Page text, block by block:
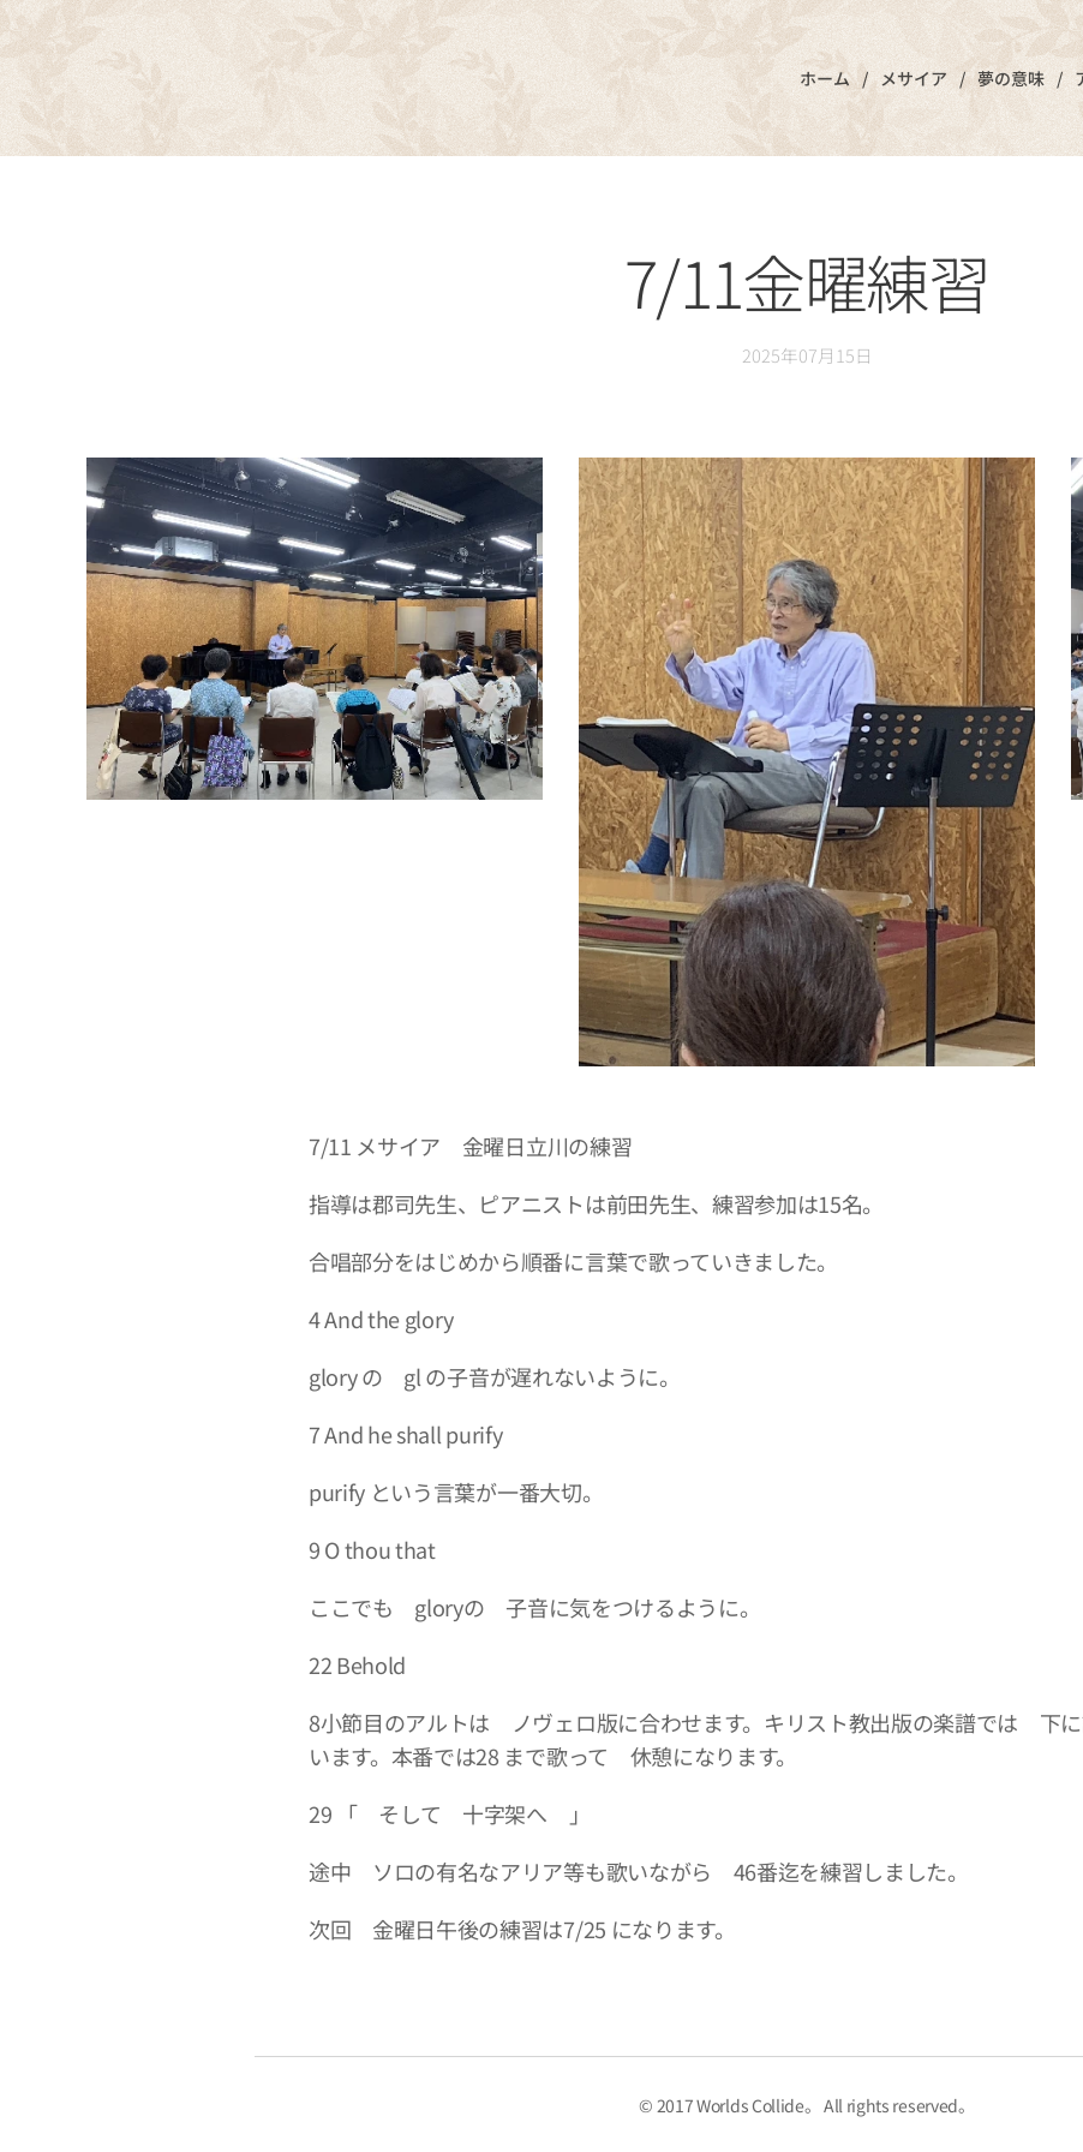
ホーム メサイア 夢の意味
7/11金曜練習
2025年07月15日
7/11 メサイア 金曜日立川の練習
指導は郡司先生、ピアニストは前田先生、練習参加は15名。
合唱部分をはじめから順番に言葉で歌っていきました。
4 And the glory
glory の gl の子音が遅れないように。
7 And he shall purify
purify という言葉が一番大切。
9 O thou that
ここでも gloryの 子音に気をつけるように。
22 Behold
8小節目のアルトは ノヴェロ版に合わせます。キリスト教出版の楽譜では 下
います。本番では28 まで歌って 休憩になります。
29 「 そして 十字架へ 」
途中 ソロの有名なアリア等も歌いながら 46番迄を練習しました。
次回 金曜日午後の練習は7/25 になります。
© 2017 Worlds Collide。 All rights reserved。